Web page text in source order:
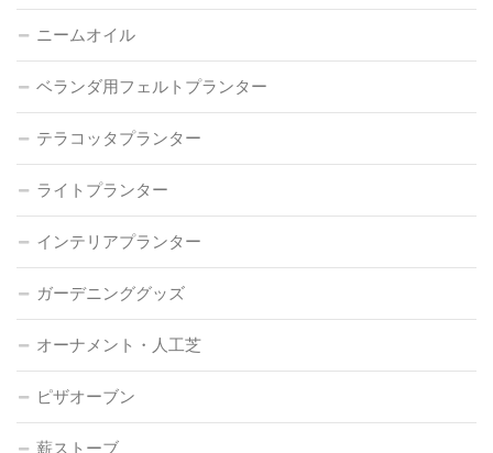
ニームオイル
ベランダ用フェルトプランター
テラコッタプランター
ライトプランター
インテリアプランター
ガーデニンググッズ
オーナメント・人工芝
ピザオーブン
薪ストーブ